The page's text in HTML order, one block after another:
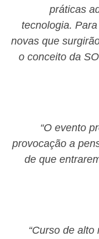
práticas
tecnologia.
novas que
o conceito da
“O evento
provocação a
de que
“Curso de